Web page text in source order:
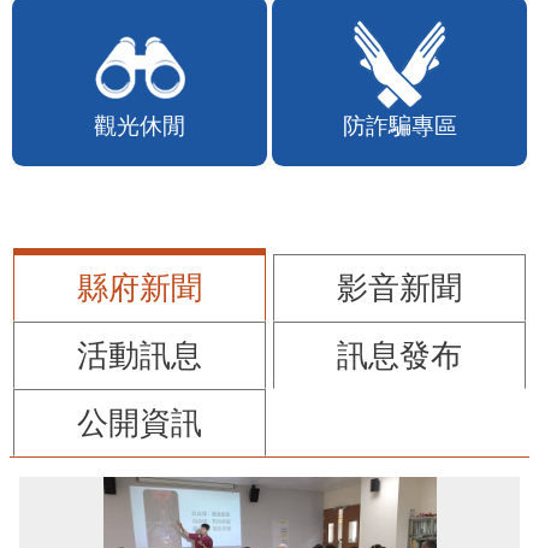
觀光休閒 防詐騙專區
縣府新聞
影音新聞
活動訊息
訊息發布
公開資訊